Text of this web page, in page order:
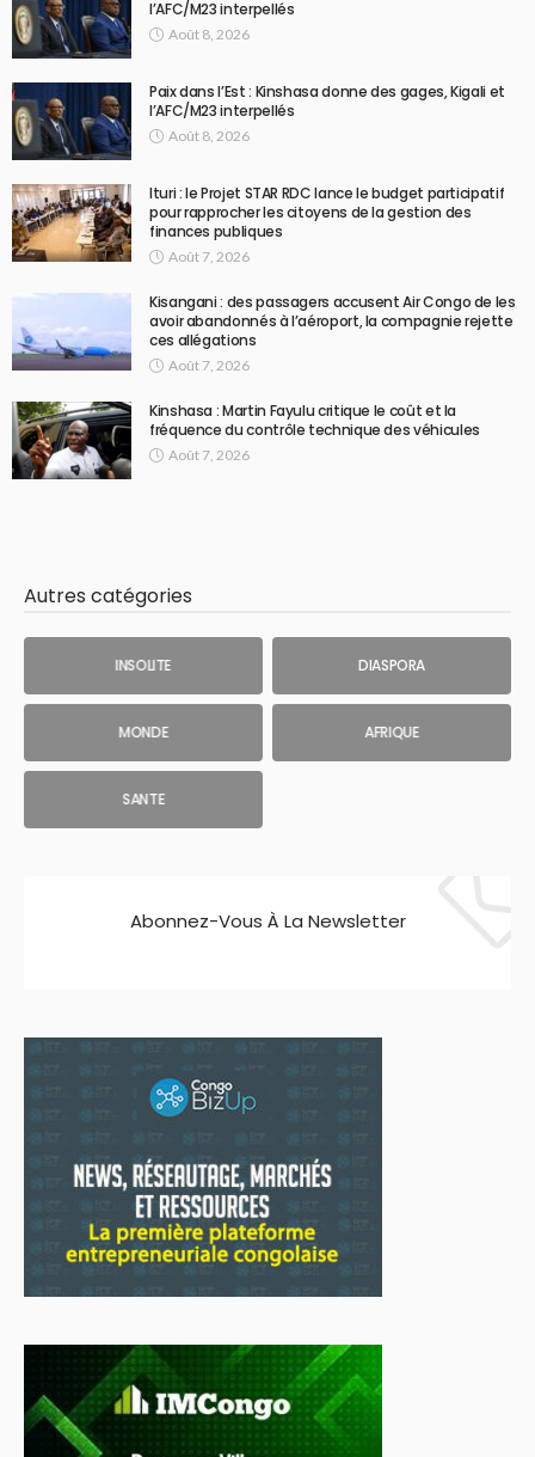
l’AFC/M23 interpellés
Août 8, 2026
Paix dans l’Est : Kinshasa donne des gages, Kigali et
l’AFC/M23 interpellés
Août 8, 2026
Ituri : le Projet STAR RDC lance le budget participatif
pour rapprocher les citoyens de la gestion des
finances publiques
Août 7, 2026
Kisangani : des passagers accusent Air Congo de les
avoir abandonnés à l’aéroport, la compagnie rejette
ces allégations
Août 7, 2026
Kinshasa : Martin Fayulu critique le coût et la
fréquence du contrôle technique des véhicules
Août 7, 2026
Autres catégories
INSOLITE DIASPORA
MONDE AFRIQUE
SANTE
Abonnez-Vous À La Newsletter